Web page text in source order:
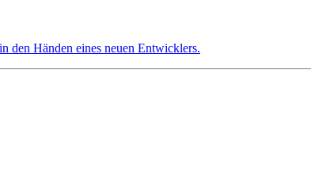
den Händen eines neuen Entwicklers.